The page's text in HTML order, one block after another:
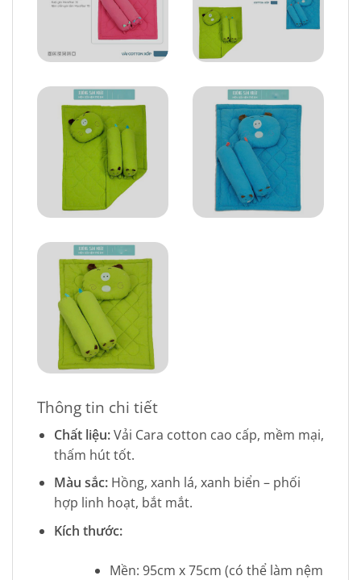
Thông tin chi tiết
Chất liệu:Vải Cara cotton cao cấp, mềm mại,
thấm hút tốt.
Màu sắc:Hồng, xanh lá, xanh biển – phối
hợp linh hoạt, bắt mắt.
Kích thước:
Mền: 95cm x 75cm (có thể làm nệm